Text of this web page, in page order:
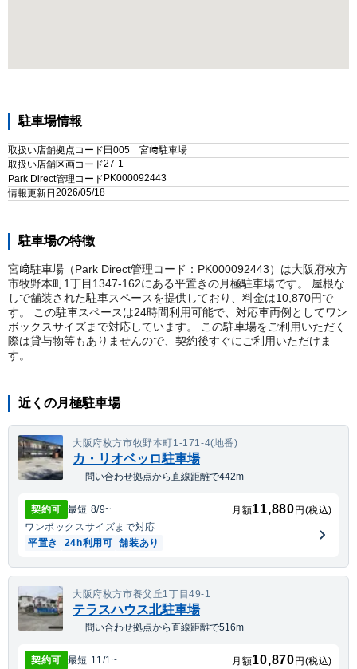
駐車場情報
取扱い店舗拠点コード 田005 宮﨑駐車場
取扱い店舗区画コード27-1
Park Direct管理コード PK000092443
情報更新日 2026/05/18
駐車場の特徴
宮﨑駐車場（Park Direct管理コード：PK000092443）は大阪府枚方
市牧野本町1丁目1347-162にある平置きの月極駐車場です。 屋根な
しで舗装された駐車スペースを提供しており、料金は10,870円で
す。 この駐車スペースは24時間利用可能で、対応車両例としてワン
ボックスサイズまで対応しています。 この駐車場をご利用いただく
際は貸与物等もありませんので、契約後すぐにご利用いただけま
す。
近くの月極駐車場
大阪府枚方市牧野本町1-171-4(地番)
カ・リオベッロ駐車場
問い合わせ拠点から直線距離で442m
契約可 最短 8/9~ 月額11,880 円(税込)
ワンボックスサイズまで対応
平置き
24h利用可 舗装あり
大阪府枚方市養父丘1丁目49-1
テラスハウス北駐車場
問い合わせ拠点から直線距離で516m
契約可 最短 11/1~ 月額10,870 円(税込)